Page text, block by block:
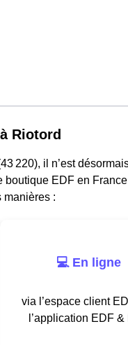
Riotord
220), il n’est
boutique EDF en
manières :
💻 En ligne
via l’espace client
l’application EDF &